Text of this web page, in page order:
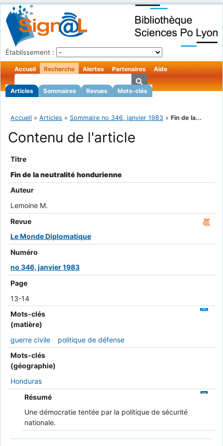
Établissement :
Accueil Recherche
Articles Sommaires Revues Mots-clés
Alertes Partenaires Aide
Accueil » Articles » Sommaire no 346, janvier 1983 » Fin de la...
Contenu de l'article
Titre
Fin de la neutralité hondurienne
Auteur
Lemoine M.
Revue
Le Monde Diplomatique
Numéro
no 346, janvier 1983
Page
13-14
Mots-clés
(matière)
guerre civile
politique de défense
Mots-clés
(géographie)
Honduras
Résumé
Une démocratie tentée par la politique de sécurité
nationale.